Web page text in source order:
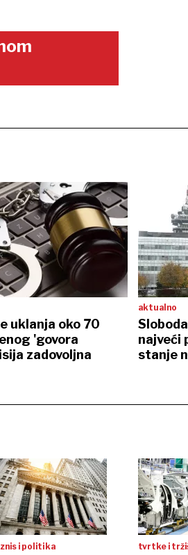
uklanja oko 70
'govora
zadovoljna
aktualno
najveći
stanje
i politika tvrtke i